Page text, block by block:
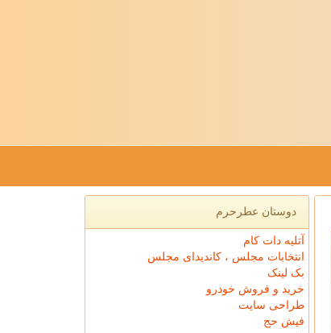
دوستان عطرحرم
آتلیه دات کام
انتخابات مجلس ، کاندیدای مجلس
بک لینک
خرید و فروش خودرو
طراحی سایت
فیش حج